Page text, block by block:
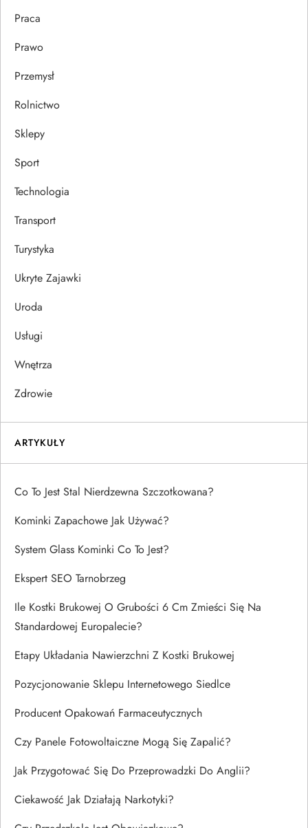
Praca
Prawo
Przemysł
Rolnictwo
Sklepy
Sport
Technologia
Transport
Turystyka
Ukryte Zajawki
Uroda
Usługi
Wnętrza
Zdrowie
ARTYKUŁY
Co To Jest Stal Nierdzewna Szczotkowana?
Kominki Zapachowe Jak Używać?
System Glass Kominki Co To Jest?
Ekspert SEO Tarnobrzeg
Ile Kostki Brukowej O Grubości 6 Cm Zmieści Się Na
Standardowej Europalecie?
Etapy Układania Nawierzchni Z Kostki Brukowej
Pozycjonowanie Sklepu Internetowego Siedlce
Producent Opakowań Farmaceutycznych
Czy Panele Fotowoltaiczne Mogą Się Zapalić?
Jak Przygotować Się Do Przeprowadzki Do Anglii?
Ciekawość Jak Działają Narkotyki?